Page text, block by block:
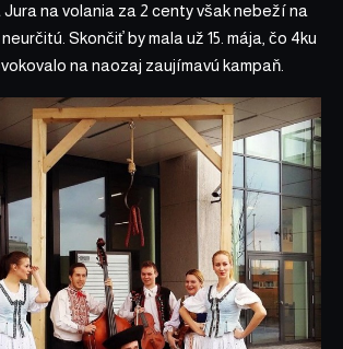
Jura na volania za 2 centy však nebeží na
Skončiť by mala už 15. mája, čo 4ku
na naozaj zaujímavú kampaň.